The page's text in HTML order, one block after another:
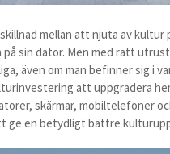
mellan att njuta av kultur
sin dator. Men med rätt
även om man befinner sig i
att uppgradera
skärmar, mobiltelefoner
ge en betydligt bättre